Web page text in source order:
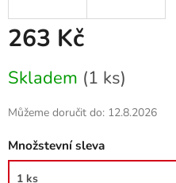
263 Kč
cena:
Skladem (1 ks)
Můžeme doručit do: 12.8.2026
Množstevní sleva
1 ks